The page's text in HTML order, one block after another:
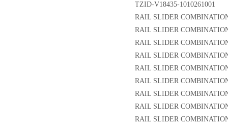
TZID-V18435-1010261001
RAIL SLIDER
RAIL SLIDER
RAIL SLIDER
RAIL SLIDER
RAIL SLIDER
RAIL SLIDER
RAIL SLIDER
RAIL SLIDER
RAIL SLIDER